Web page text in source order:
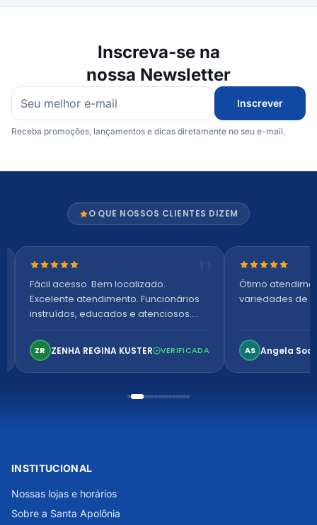
Inscreva-se na
nossa Newsletter
Inscrever
Receba promoções, lançamentos e dicas diretamente no seu e-mail.
O QUE NOSSOS CLIENTES DIZEM
Nota 5 de 5 estrelas
Fácil acesso. Bem localizado.
Excelente atendimento. Funcionários
instruídos, educados e atenciosos.
confortável. Perfeito!
ZR ZENHA REGINA KUSTER VERIFICADA
Nota 5 de 5
Ótimo
variedades de
AS Angela
INSTITUCIONAL
Nossas lojas e horários
Sobre a Santa Apolônia